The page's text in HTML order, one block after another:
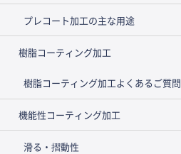
プレコート加工の主な用途
樹脂コーティング加工
樹脂コーティング加工よくあるご質問
機能性コーティング加工
滑る・摺動性